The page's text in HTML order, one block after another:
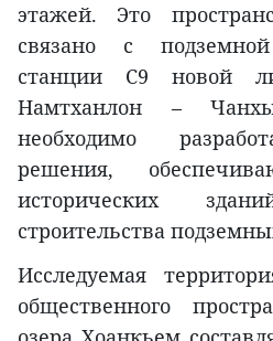
этажей. Это
связано с
станции C9 новой
Намтханлон –
необходимо
решения,
исторических
строительства
Исследуемая
общественного